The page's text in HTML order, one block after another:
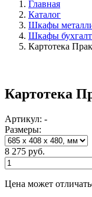
Главная
Каталог
Шкафы
Шкафы
Картотека
Картотека
Артикул: -
Размеры:
8 275 руб.
Цена может